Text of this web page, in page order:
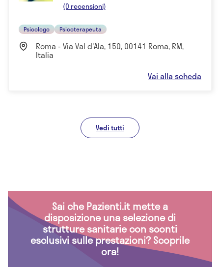
(0 recensioni)
Psicologo Psicoterapeuta
Roma - Via Val d'Ala, 150, 00141 Roma, RM,
Italia
Vai alla scheda
Vedi tutti
Sai che Pazienti.it mette a
disposizione una selezione di
strutture sanitarie con sconti
esclusivi sulle prestazioni? Scoprile
ora!